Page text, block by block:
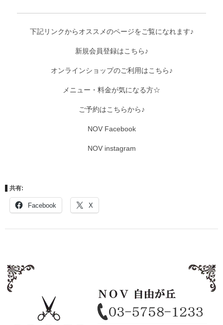
下記リンクからオススメのページをご覧になれます♪
新規会員登録はこちら♪
オンラインショップのご利用はこちら♪
メニュー・料金が気になる方☆
ご予約はこちらから♪
NOV Facebook
NOV instagram
共有:
Facebook X